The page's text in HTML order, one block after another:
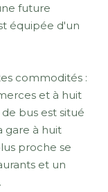
future
équipée d'un
commodités :
et à huit
bus est situé
gare à huit
proche se
et un